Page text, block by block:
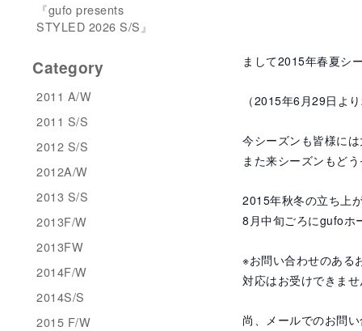
まして2015年春夏シ
（2015年6月29日よ
今シーズンも皆様に
また来シーズンもど
2015年秋冬の立ち上
8月中旬ごろにgufoホ
※お問い合わせのある
対応はお受けできま
尚、メールでのお問
『gufo presents
STYLED 2026 S/S』
Category
2011 A/W
2011 S/S
2012 S/S
2012A/W
2013 S/S
2013F/W
2013FW
2014F/W
2014S/S
2015 F/W